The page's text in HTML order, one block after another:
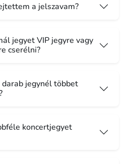
a jelszavam?
jegyet VIP jegyre vagy
cserélni?
jegynél többet
koncertjegyet